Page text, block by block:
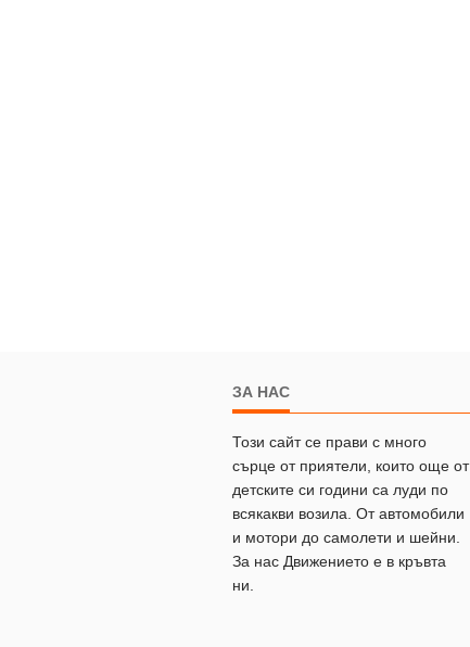
ЗА НАС
Този сайт се прави с много
сърце от приятели, които още от
детските си години са луди по
всякакви возила. От автомобили
и мотори до самолети и шейни.
За нас Движението е в кръвта
ни.